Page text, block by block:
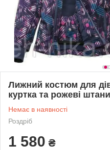
Лижний костюм для
куртка та рожеві
Немає в наявності
Роздріб
1 580 ₴